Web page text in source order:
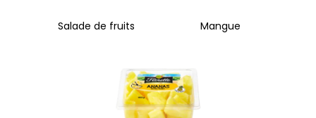
Salade de fruits Mangue